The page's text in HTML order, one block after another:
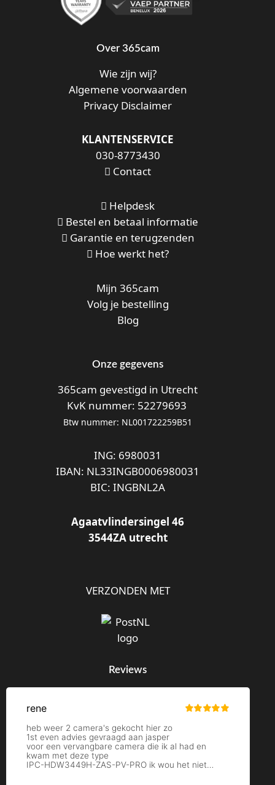
Over 365cam
Wie zijn wij?
Algemene voorwaarden
Privacy Disclaimer
KLANTENSERVICE
030-8773430
Contact
Helpdesk
Bestel en betaal informatie
Garantie en terugzenden
Hoe werkt het?
Mijn 365cam
Volg je bestelling
Blog
Onze gegevens
365cam gevestigd in Utrecht
KvK nummer: 52279693
Btw nummer: NL001722259B51
ING: 6980031
IBAN: NL33INGB0006980031
BIC: INGBNL2A
Agaatvlindersingel 46
3544ZA utrecht
VERZONDEN MET
Reviews